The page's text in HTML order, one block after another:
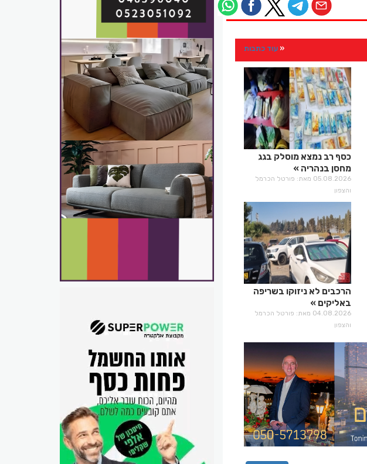
עוד כתבות
כסף רב נמצא מוסלק בגג
מחסן בנהריה
05.08.2026 מאת: פורטל הכרמל
והצפון
הרכבים לא ניזוקו בשריפה
באליקים
04.08.2026 מאת: פורטל הכרמל
והצפון